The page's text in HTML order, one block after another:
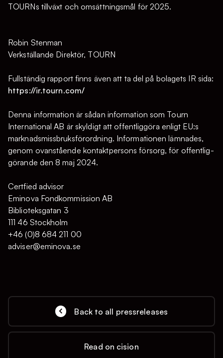
TOURNs tillväxt och omsättningsmål för 2025.
Robin Stenman
Verkställande Direktör, TOURN
Fullständig rapport finns även att ta del på bolagets IR sida:
https://ir.tourn.com/
Denna information är sådan information som Tourn
International AB är skyldigt att offentliggöra enligt EU:s
marknadsmissbruksförordning. Informationen lämnades,
genom ovanstående kontaktpersons försorg, för offentlig­
görande den 8 maj 2024.
Certfied advisor
Eminova Fondkommission AB
Biblioteksgatan 3
111 46 Stockholm
+46 (0)8 684 211 00
adviser@eminova.se
Back to all pressreleases
Read on cision